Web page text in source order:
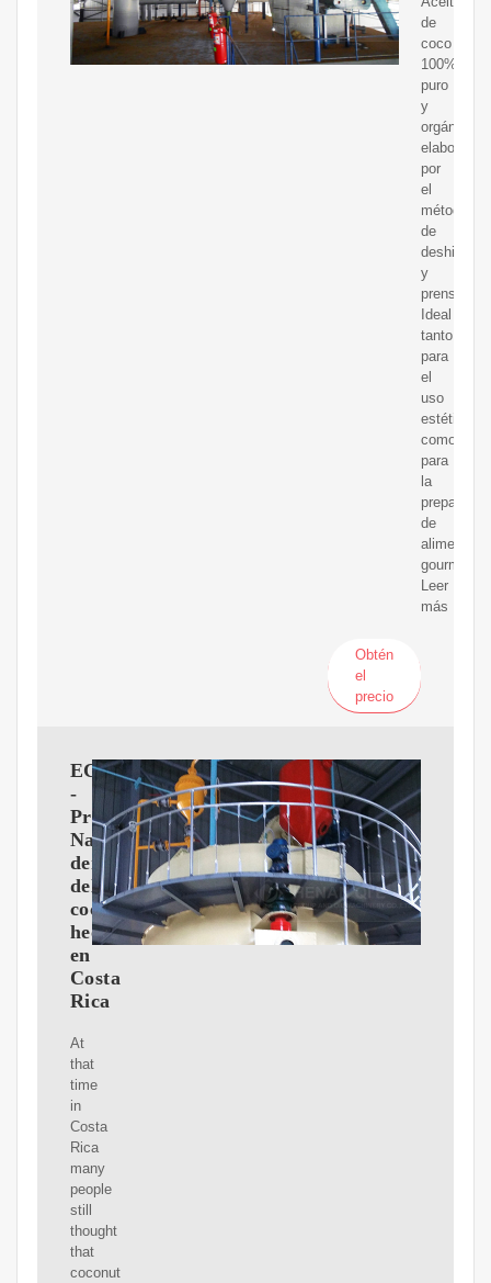
de
coco
100%
puro
y
orgánico,
elaborado
por
el
método
de
y
prensado.
Ideal
tanto
para
el
uso
estético
como
para
la
de
alimentos
gourmet.
Leer
más
Obtén
el
precio
ECOCO
-
Productos
Naturales
derivados
del
coco,
hechos
en
Costa
Rica
At
that
time
in
Costa
Rica
many
people
still
thought
that
coconut